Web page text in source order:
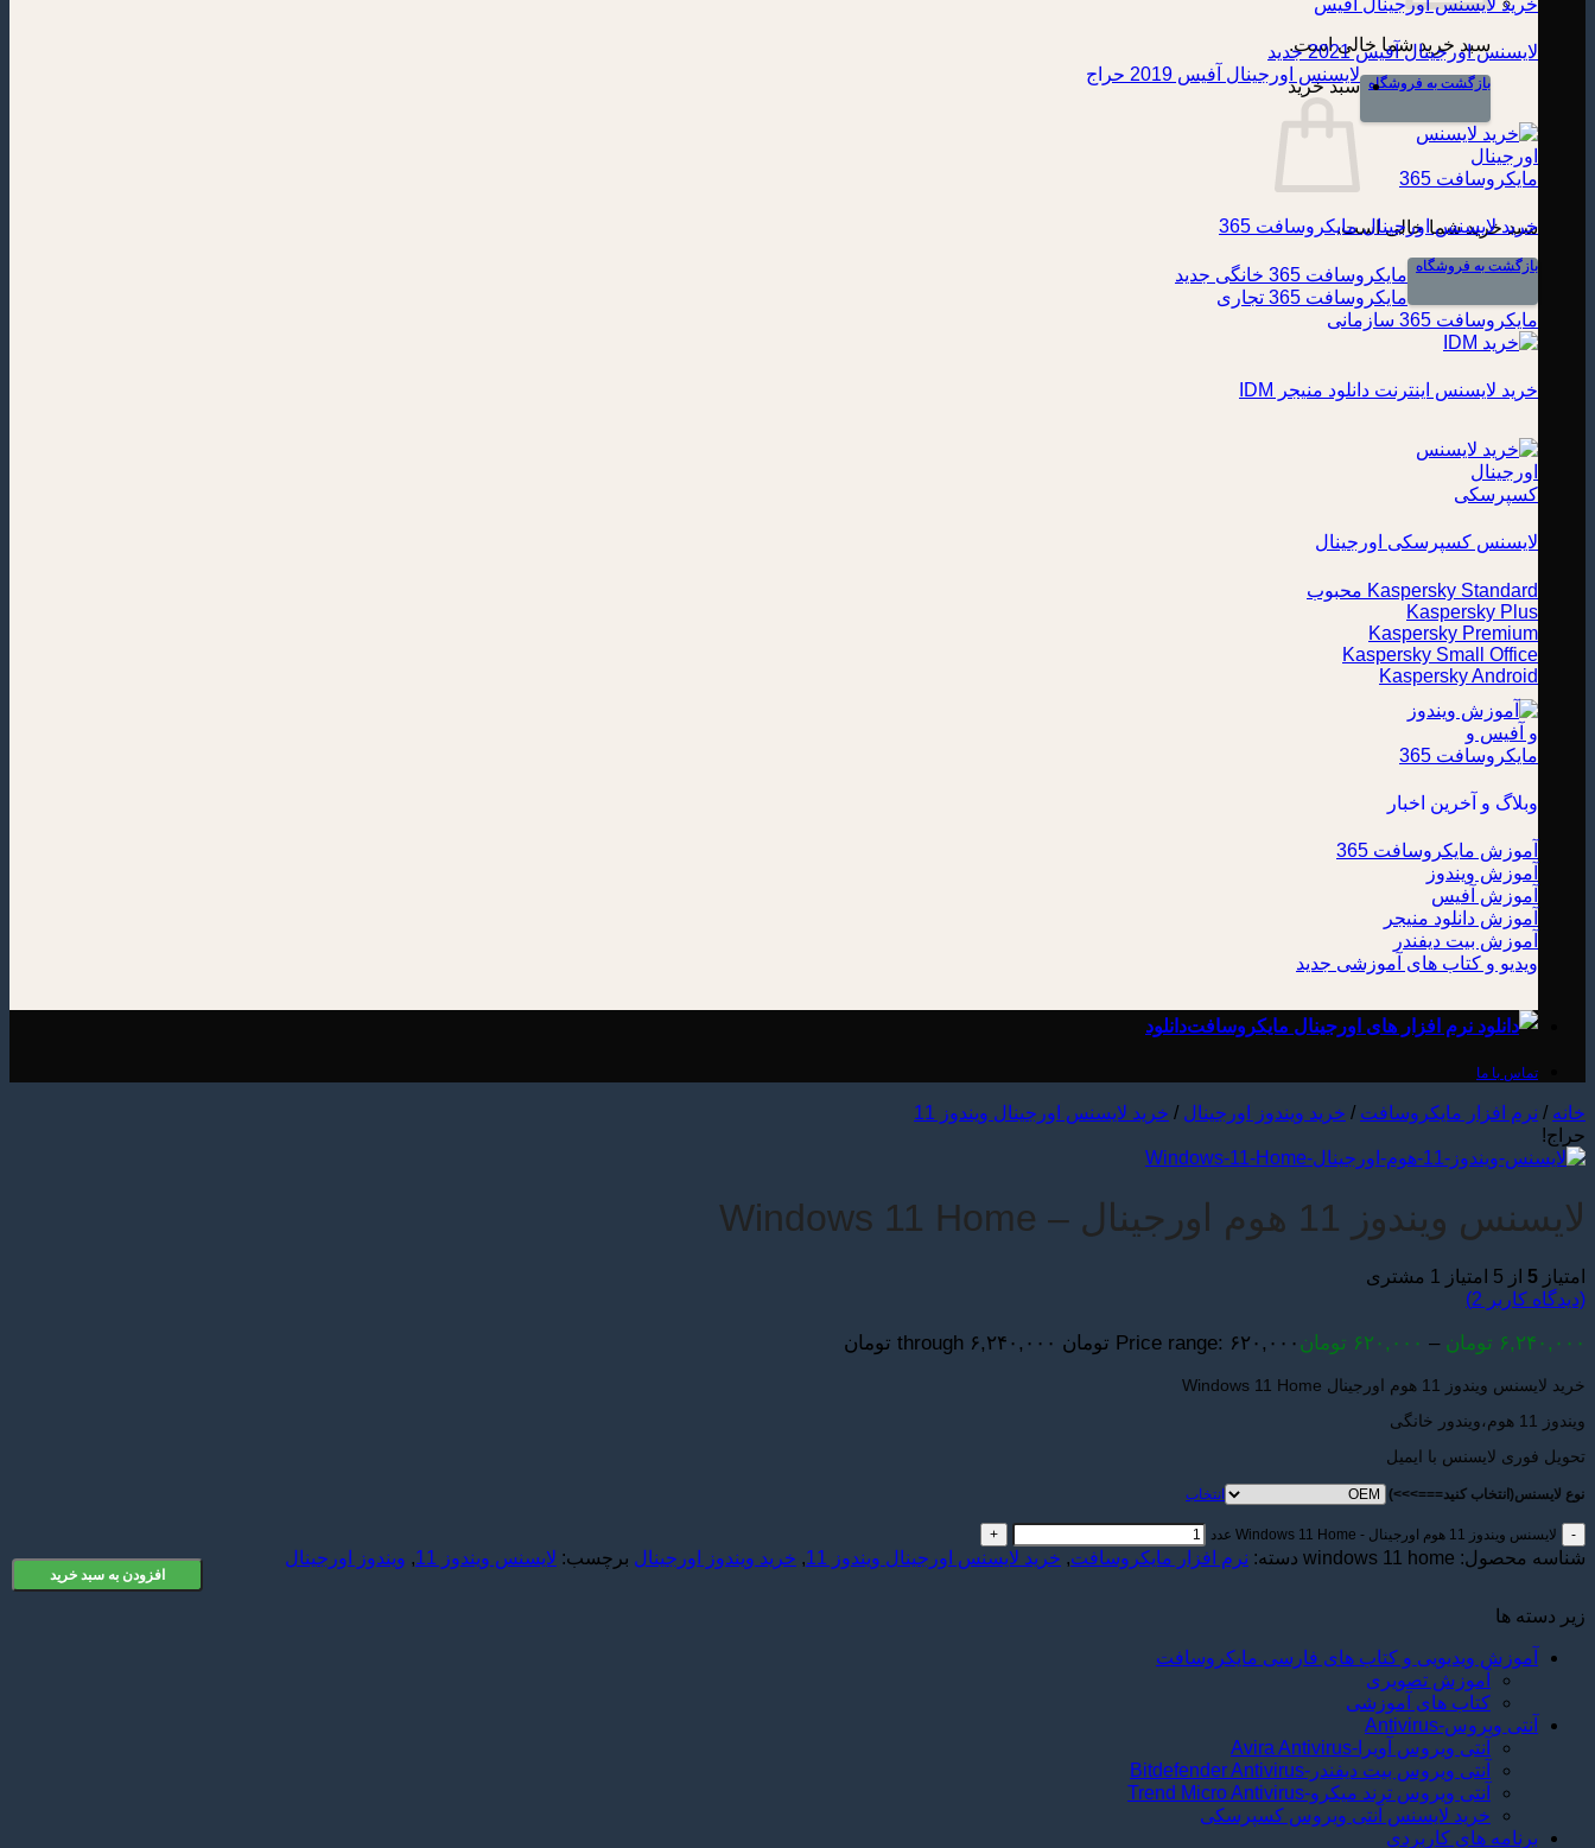
سبد خرید شما خالی است.
بازگشت به فروشگاه سبد خرید
سبد خرید شما خالی است.
بازگشت به فروشگاه
لایسنس اورجینال آفیس 2021
لایسنس اورجینال آفیس 2019
خرید لایسنس اورجینال مایکروسافت 365
مایکروسافت 365 خانگی
مایکروسافت 365 تجاری
مایکروسافت 365 سازمانی
خرید لایسنس اینترنت دانلود منیجر IDM
لایسنس کسپرسکی اورجینال
Kaspersky Standard
Kaspersky Plus
Kaspersky Premium
Kaspersky Small Office
Kaspersky Android
وبلاگ و آخرین اخبار
آموزش مایکروسافت 365
آموزش ویندوز
آموزش آفیس
آموزش دانلود منیجر
آموزش بیت دیفندر
ویدیو و کتاب های آموزشی
دانلود
تماس با ما
خانه / نرم افزار مایکروسافت / خرید ویندوز اورجینال / خرید لایسنس اورجینال ویندوز 11
حراج!
لایسنس ویندوز 11 هوم اورجینال – Windows 11 Home
امتیاز 5 از 5 امتیاز 1 مشتری
(دیدگاه کاربر 2
)
۶,۲۴۰,۰۰۰ تومان – ۶۲۰,۰۰۰ تومان Price range: ۶۲۰,۰۰۰ تومان through ۶,۲۴۰,۰۰۰ تومان
خرید لایسنس ویندوز 11 هوم اورجینال Windows 11 Home
ویندوز 11 هوم،ویندور خانگی
تحویل فوری لایسنس با ایمیل
نوع لایسنس(انتخاب کنید===>>>) انتخاب
لایسنس ویندوز 11 هوم اورجینال - Windows 11 Home عدد
افزودن به سبد خرید
شناسه محصول: windows 11 home دسته: نرم افزار مایکروسافت, خرید لایسنس اورجینال ویندوز 11 , خرید ویندوز اورجینال برچسب: لایسنس ویندوز 11 , ویندوز اورجینال
زیر دسته ها
آموزش ویدیویی و کتاب های فارسی مایکروسافت
آموزش تصویری
کتاب های آموزشی
آنتی ویروس-Antivirus
آنتی ويروس آویرا-Avira Antivirus
آنتی ويروس بیت دیفندر-Bitdefender Antivirus
آنتی ویروس ترند میکرو-Trend Micro Antivirus
خرید لایسنس آنتی ويروس کسپرسکی
برنامه های کاربردی